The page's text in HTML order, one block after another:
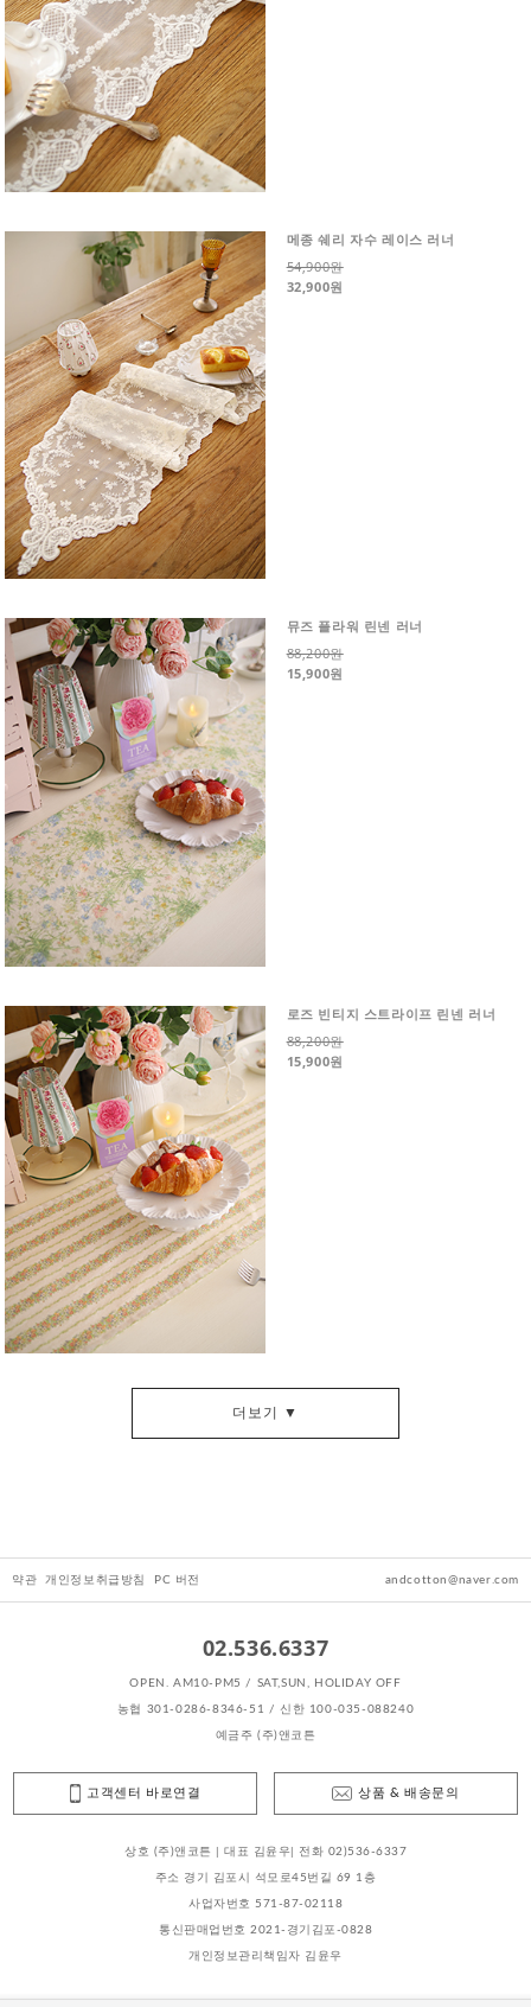
메종 쉐리 자수 레이스 러너
54,900원
32,900원
뮤즈 플라워 린넨 러너
88,200원
15,900원
로즈 빈티지 스트라이프 린넨 러너
88,200원
15,900원
더보기 ▼
약관 개인정보취급방침 PC 버전 andcotton@naver.com
02.536.6337
OPEN. AM10-PM5 / SAT,SUN, HOLIDAY OFF
농협 301-0286-8346-51 / 신한 100-035-088240
예금주 (주)앤코튼
고객센터 바로연결 상품 & 배송문의
상호 (주)앤코튼 | 대표 김윤우| 전화 02)536-6337
주소 경기 김포시 석모로45번길 69 1층
사업자번호 571-87-02118
통신판매업번호 2021-경기김포-0828
개인정보관리책임자 김윤우